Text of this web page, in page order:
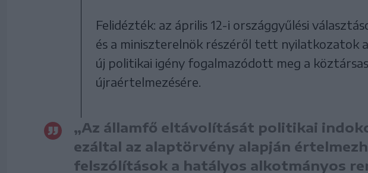
Felidézték: az április 12-i országgyűlési
és a miniszterelnök részéről tett nyilatkozatok
új politikai igény fogalmazódott meg a
újraértelmezésére.
„Az államfő eltávolítását politikai
ezáltal az alaptörvény alapján
felszólítások a hatályos alkotmányos